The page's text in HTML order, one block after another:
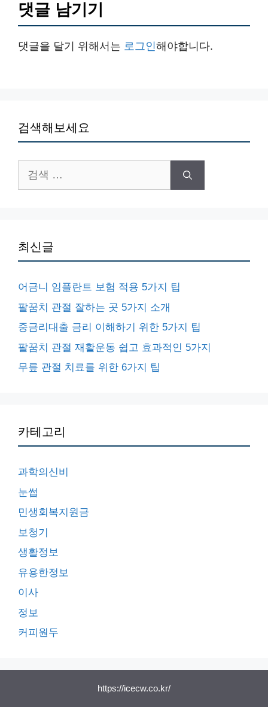
댓글 남기기
댓글을 달기 위해서는 로그인해야합니다.
검색해보세요
색:
최신글
어금니 임플란트 보험 적용 5가지 팁
팔꿈치 관절 잘하는 곳 5가지 소개
중금리대출 금리 이해하기 위한 5가지 팁
팔꿈치 관절 재활운동 쉽고 효과적인 5가지
무릎 관절 치료를 위한 6가지 팁
카테고리
과학의신비
눈썹
민생회복지원금
보청기
생활정보
유용한정보
이사
정보
커피원두
https://icecw.co.kr/